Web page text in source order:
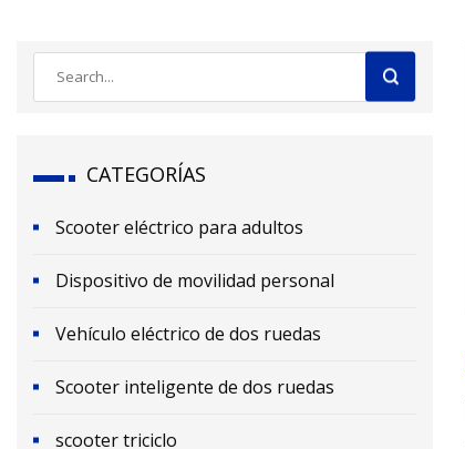
CATEGORÍAS
Scooter eléctrico para adultos
Dispositivo de movilidad personal
Vehículo eléctrico de dos ruedas
Scooter inteligente de dos ruedas
scooter triciclo